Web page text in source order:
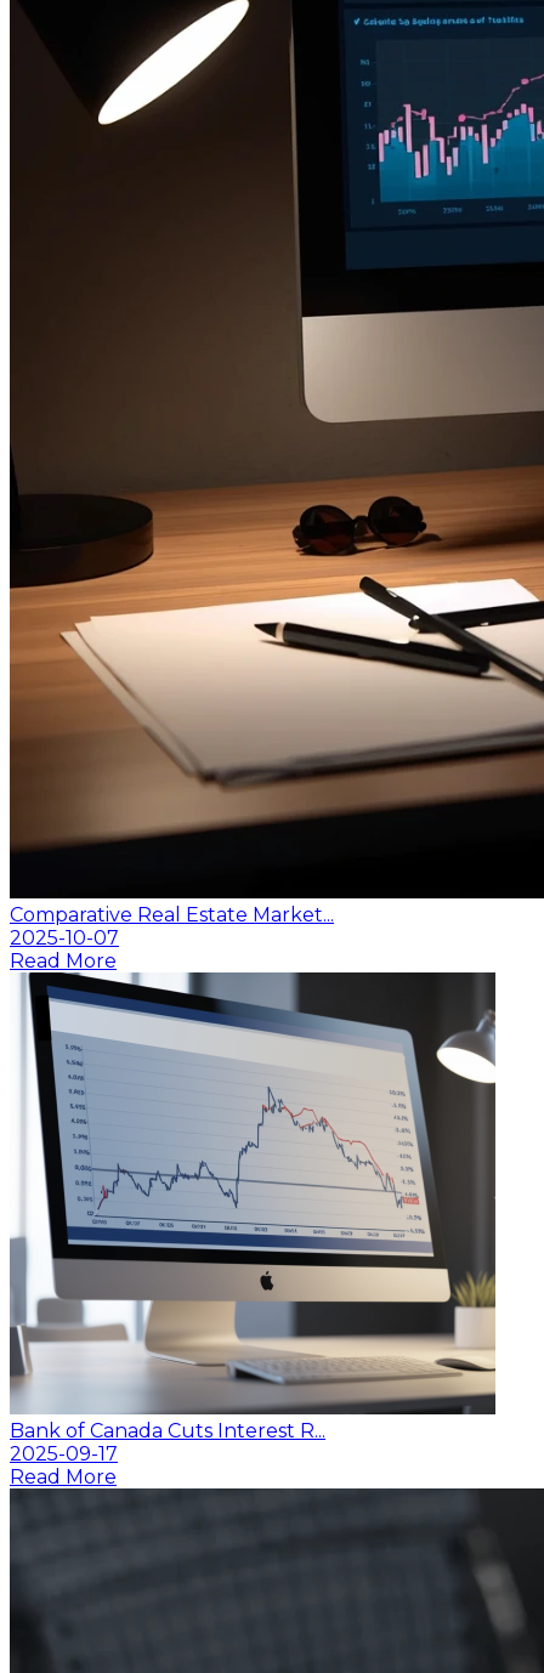
Comparative Real Estate Market...
2025-10-07
Read More
Bank of Canada Cuts Interest R...
2025-09-17
Read More